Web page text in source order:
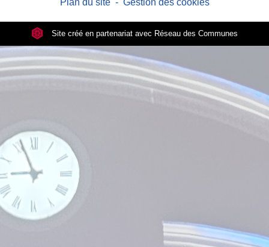
Site créé en partenariat avec Réseau des Communes